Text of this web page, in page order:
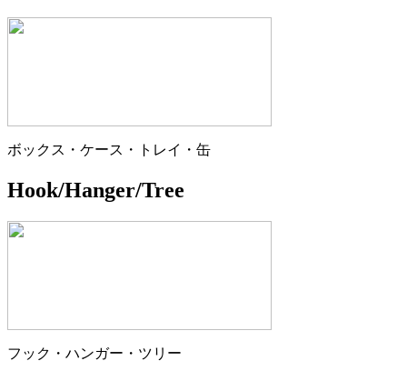
ボックス・ケース・トレイ・缶
Hook/Hanger/Tree
フック・ハンガー・ツリー